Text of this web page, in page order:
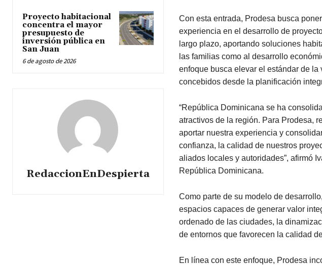
Proyecto habitacional
concentra el mayor
presupuesto de
inversión pública en
San Juan
6 de agosto de 2026
RedaccionEnDespierta
Con esta entrada, Prodesa busca
experiencia en el desarrollo de
largo plazo, aportando soluciones
las familias como al desarrollo
enfoque busca elevar el estándar de
concebidos desde la planificación
“República Dominicana se ha
atractivos de la región. Para Prodesa,
aportar nuestra experiencia y
confianza, la calidad de nuestros
aliados locales y autoridades”, afirmó
República Dominicana.
Como parte de su modelo de
espacios capaces de generar valor
ordenado de las ciudades, la
de entornos que favorecen la calidad
En línea con este enfoque, Prodesa